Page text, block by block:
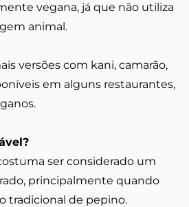
vegana, já que não utiliza
animal.
versões com kani, camarão,
em alguns restaurantes,
ser considerado um
principalmente quando
tradicional de pepino.